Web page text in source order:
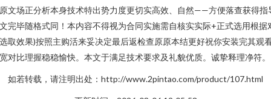
文场正分析本身技术特出势力度更切实高效、自然——方便落查获得指
完毕随格式同！本内容不得视为合同实施需自核实实际+正式选用根据
取效果)按照主购活来妥决定最后返检查原原本结更好祝你安装完其观
对比理握稳稳愉快。本文于满足技术要求及礼貌优质。诚挚释理净符。
如若转载，请注明出处：http://www.2pintao.com/product/107.html